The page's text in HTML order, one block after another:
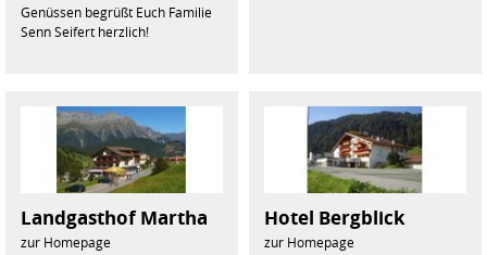
Genüssen begrüßt Euch Familie
Senn Seifert herzlich!
Landgasthof Martha
zur Homepage
Hotel Bergblick
zur Homepage